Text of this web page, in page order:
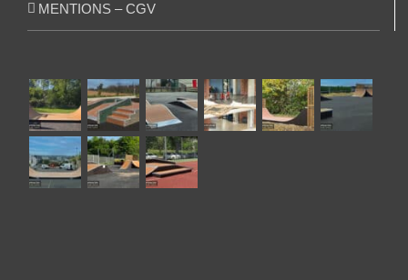
MENTIONS – CGV